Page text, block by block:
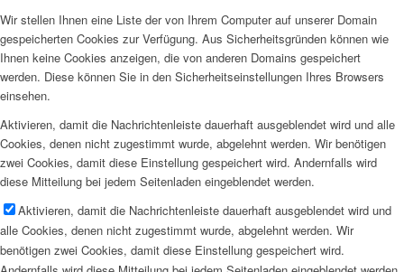
Wir stellen Ihnen eine Liste der von Ihrem Computer auf unserer Domain
gespeicherten Cookies zur Verfügung. Aus Sicherheitsgründen können wie
Ihnen keine Cookies anzeigen, die von anderen Domains gespeichert
werden. Diese können Sie in den Sicherheitseinstellungen Ihres Browsers
einsehen.
Aktivieren, damit die Nachrichtenleiste dauerhaft ausgeblendet wird und alle
Cookies, denen nicht zugestimmt wurde, abgelehnt werden. Wir benötigen
zwei Cookies, damit diese Einstellung gespeichert wird. Andernfalls wird
diese Mitteilung bei jedem Seitenladen eingeblendet werden.
Aktivieren, damit die Nachrichtenleiste dauerhaft ausgeblendet wird und
alle Cookies, denen nicht zugestimmt wurde, abgelehnt werden. Wir
benötigen zwei Cookies, damit diese Einstellung gespeichert wird.